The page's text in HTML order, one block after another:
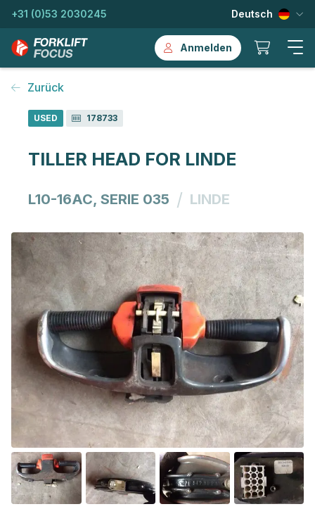
+31 (0)53 2030245 Deutsch
Anmelden
Zurück
USED 178733
TILLER HEAD FOR LINDE
L10-16AC, SERIE 035 / LINDE